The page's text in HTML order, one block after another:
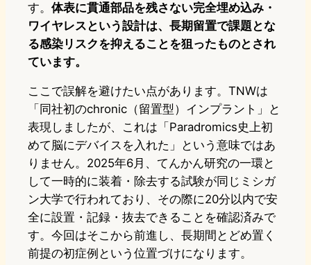
す。 体表に貫通部品を残さない完全埋め込み・
ワイヤレスという設計は、長期留置で課題とな
る感染リスクを抑えることを狙ったものとされ
ています。
ここで誤解を避けたい点があります。TNWは
「同社初のchronic（留置型）インプラント」と
表現しましたが、これは「Paradromics史上初
めて脳にデバイスを入れた」という意味ではあ
りません。2025年6月、てんかん研究の一環と
して一時的に装着・除去する試験が同じミシガ
ン大学で行われており、その際に20分以内で安
全に設置・記録・抜去できることを確認済みで
す。今回はそこから前進し、長期間とどめ置く
前提の初症例という位置づけになります。